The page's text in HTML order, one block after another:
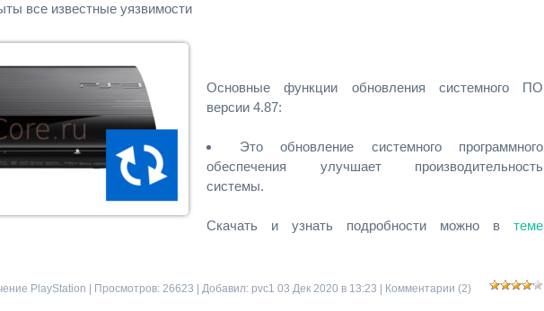
все известные уязвимости
Основные функции обновления системного ПО
версии 4.87:
Это обновление системного программного
обеспечения улучшает производительность
системы.
Скачать и узнать подробности можно в теме
PlayStation | Просмотров: 26623 | Добавил: pvc1 03 Дек 2020 в 13:23 | Комментарии (2)